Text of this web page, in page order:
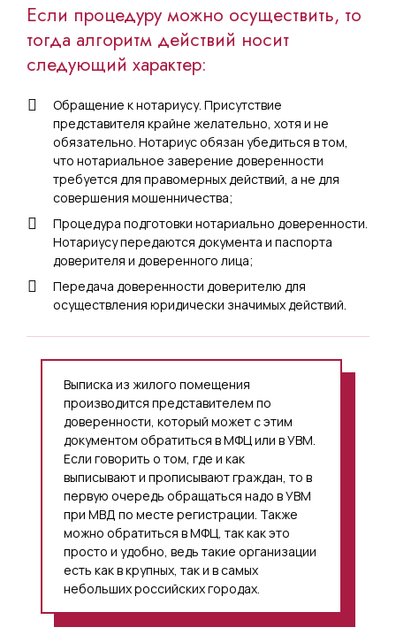
Если процедуру можно осуществить, то
тогда алгоритм действий носит
следующий характер:
Обращение к нотариусу. Присутствие
представителя крайне желательно, хотя и не
обязательно. Нотариус обязан убедиться в том,
что нотариальное заверение доверенности
требуется для правомерных действий, а не для
совершения мошенничества;
Процедура подготовки нотариально доверенности.
Нотариусу передаются документа и паспорта
доверителя и доверенного лица;
Передача доверенности доверителю для
осуществления юридически значимых действий.
Выписка из жилого помещения
производится представителем по
доверенности, который может с этим
документом обратиться в МФЦ или в УВМ.
Если говорить о том, где и как
выписывают и прописывают граждан, то в
первую очередь обращаться надо в УВМ
при МВД по месте регистрации. Также
можно обратиться в МФЦ, так как это
просто и удобно, ведь такие организации
есть как в крупных, так и в самых
небольших российских городах.